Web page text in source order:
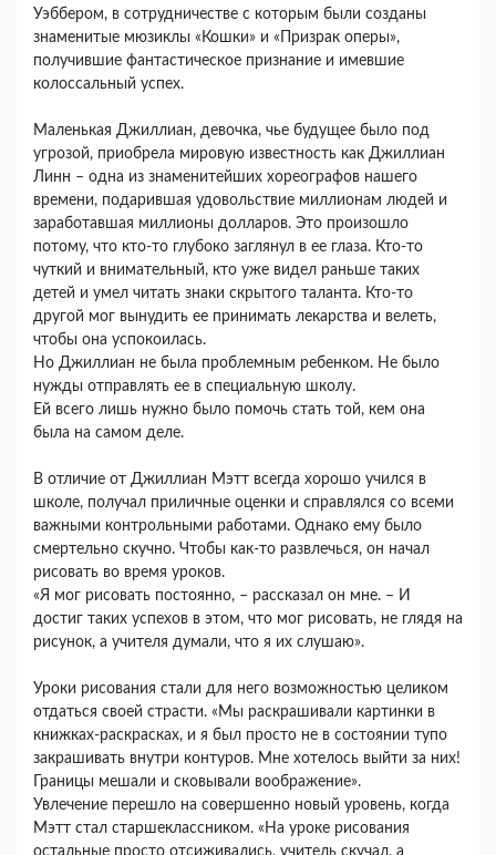
Уэббером, в сотрудничестве с которым были созданы
знаменитые мюзиклы «Кошки» и «Призрак оперы»,
получившие фантастическое признание и имевшие
колоссальный успех.
Маленькая Джиллиан, девочка, чье будущее было под
угрозой, приобрела мировую известность как Джиллиан
Линн – одна из знаменитейших хореографов нашего
времени, подарившая удовольствие миллионам людей и
заработавшая миллионы долларов. Это произошло
потому, что кто-то глубоко заглянул в ее глаза. Кто-то
чуткий и внимательный, кто уже видел раньше таких
детей и умел читать знаки скрытого таланта. Кто-то
другой мог вынудить ее принимать лекарства и велеть,
чтобы она успокоилась.
Но Джиллиан не была проблемным ребенком. Не было
нужды отправлять ее в специальную школу.
Ей всего лишь нужно было помочь стать той, кем она
была на самом деле.
В отличие от Джиллиан Мэтт всегда хорошо учился в
школе, получал приличные оценки и справлялся со всеми
важными контрольными работами. Однако ему было
смертельно скучно. Чтобы как-то развлечься, он начал
рисовать во время уроков.
«Я мог рисовать постоянно, – рассказал он мне. – И
достиг таких успехов в этом, что мог рисовать, не глядя на
рисунок, а учителя думали, что я их слушаю».
Уроки рисования стали для него возможностью целиком
отдаться своей страсти. «Мы раскрашивали картинки в
книжках-раскрасках, и я был просто не в состоянии тупо
закрашивать внутри контуров. Мне хотелось выйти за них!
Границы мешали и сковывали воображение».
Увлечение перешло на совершенно новый уровень, когда
Мэтт стал старшеклассником. «На уроке рисования
остальные просто отсиживались, учитель скучал, а